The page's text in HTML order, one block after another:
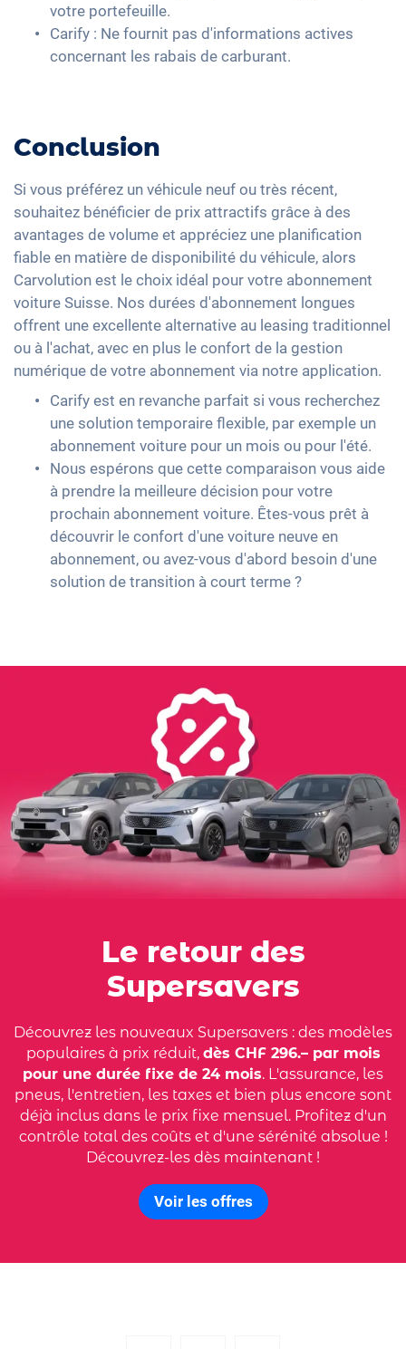
votre portefeuille.
Carify : Ne fournit pas d'informations actives
concernant les rabais de carburant.
Conclusion
Si vous préférez un véhicule neuf ou très récent,
souhaitez bénéficier de prix attractifs grâce à des
avantages de volume et appréciez une planification
fiable en matière de disponibilité du véhicule, alors
Carvolution est le choix idéal pour votre abonnement
voiture Suisse. Nos durées d'abonnement longues
offrent une excellente alternative au leasing traditionnel
ou à l'achat, avec en plus le confort de la gestion
numérique de votre abonnement via notre application.
Carify est en revanche parfait si vous recherchez
une solution temporaire flexible, par exemple un
abonnement voiture pour un mois ou pour l'été.
Nous espérons que cette comparaison vous aide
à prendre la meilleure décision pour votre
prochain abonnement voiture. Êtes-vous prêt à
découvrir le confort d'une voiture neuve en
abonnement, ou avez-vous d'abord besoin d'une
solution de transition à court terme ?
Le retour des
Supersavers
Découvrez les nouveaux Supersavers : des modèles
populaires à prix réduit, dès CHF 296.– par mois
pour une durée fixe de 24 mois. L'assurance, les
pneus, l'entretien, les taxes et bien plus encore sont
déjà inclus dans le prix fixe mensuel. Profitez d'un
contrôle total des coûts et d'une sérénité absolue !
Découvrez-les dès maintenant !
Voir les offres